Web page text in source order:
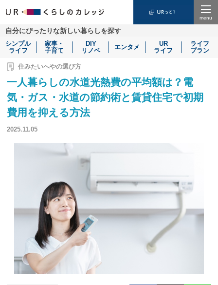
自分にぴったりな新しい暮らしを探す
シンプル
ライフ
家事・
子育て
DIY
リノベ
エンタメ
UR
ライフ
ライフ
プラン
住みたいへやの選び方
一人暮らしの水道光熱費の平均額は？電
気・ガス・水道の節約術と賃貸住宅で初期
費用を抑える方法
2025.11.05